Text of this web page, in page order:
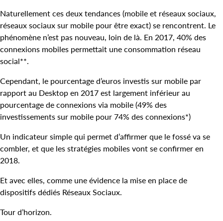
Naturellement ces deux tendances (mobile et réseaux sociaux,
réseaux sociaux sur mobile pour être exact) se rencontrent. Le
phénomène n’est pas nouveau, loin de là. En 2017, 40% des
connexions mobiles permettait une consommation réseau
social**.
Cependant, le pourcentage d’euros investis sur mobile par
rapport au Desktop en 2017 est largement inférieur au
pourcentage de connexions via mobile (49% des
investissements sur mobile pour 74% des connexions*)
Un indicateur simple qui permet d’affirmer que le fossé va se
combler, et que les stratégies mobiles vont se confirmer en
2018.
Et avec elles, comme une évidence la mise en place de
dispositifs dédiés Réseaux Sociaux.
Tour d’horizon.